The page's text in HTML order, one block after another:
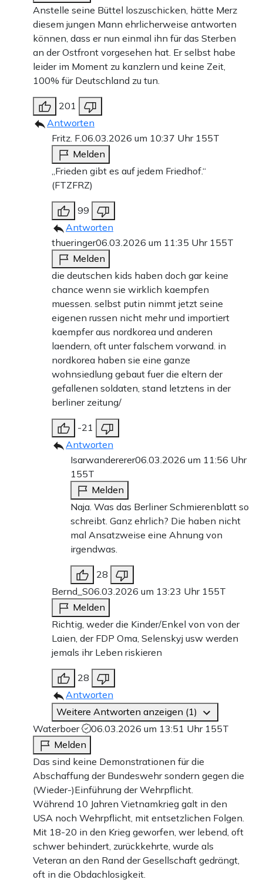
Anstelle seine Büttel loszuschicken, hätte Merz
diesem jungen Mann ehrlicherweise antworten
können, dass er nun einmal ihn für das Sterben
an der Ostfront vorgesehen hat. Er selbst habe
leider im Moment zu kanzlern und keine Zeit,
100% für Deutschland zu tun.
201
Antworten
Fritz. F.06.03.2026 um 10:37 Uhr 155T
Melden
„Frieden gibt es auf jedem Friedhof.“
(FTZFRZ)
99
Antworten
thueringer06.03.2026 um 11:35 Uhr 155T
Melden
die deutschen kids haben doch gar keine
chance wenn sie wirklich kaempfen
muessen. selbst putin nimmt jetzt seine
eigenen russen nicht mehr und importiert
kaempfer aus nordkorea und anderen
laendern, oft unter falschem vorwand. in
nordkorea haben sie eine ganze
wohnsiedlung gebaut fuer die eltern der
gefallenen soldaten, stand letztens in der
berliner zeitung/
-21
Antworten
Isarwandererer06.03.2026 um 11:56 Uhr
155T
Melden
Naja. Was das Berliner Schmierenblatt so
schreibt. Ganz ehrlich? Die haben nicht
mal Ansatzweise eine Ahnung von
irgendwas.
28
Bernd_S06.03.2026 um 13:23 Uhr 155T
Melden
Richtig, weder die Kinder/Enkel von von der
Laien, der FDP Oma, Selenskyj usw werden
jemals ihr Leben riskieren
28
Antworten
Weitere Antworten anzeigen (1)
Waterboer
06.03.2026 um 13:51 Uhr 155T
Melden
Das sind keine Demonstrationen für die
Abschaffung der Bundeswehr sondern gegen die
(Wieder-)Einführung der Wehrpflicht.
Während 10 Jahren Vietnamkrieg galt in den
USA noch Wehrpflicht, mit entsetzlichen Folgen.
Mit 18-20 in den Krieg geworfen, wer lebend, oft
schwer behindert, zurückkehrte, wurde als
Veteran an den Rand der Gesellschaft gedrängt,
oft in die Obdachlosigkeit.